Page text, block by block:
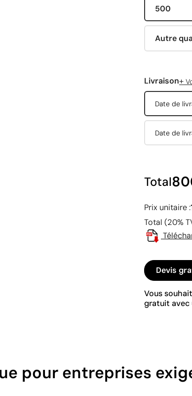
500
Autre
Livraison+
Date de
Date de
Total
Prix unitaire :
Total (20%
Devis
Vous
gratuit avec
pour entreprises